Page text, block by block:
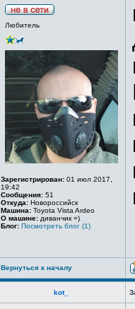
Любитель
Зарегистрирован: 01 июл 2017,
19:42
Сообщения: 51
Откуда: Новороссийск
Машина: Toyota Vista Ardeo
О машине: диванчик =)
Блог: Посмотреть блог (1)
Вернуться к началу
kot_